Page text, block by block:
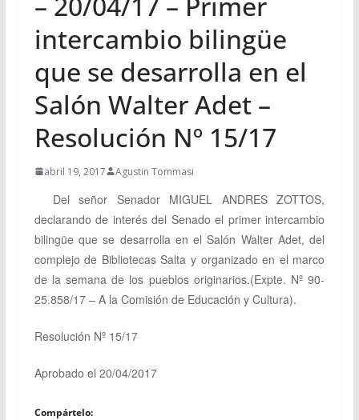
intercambio bilingüe
que se desarrolla en el
Salón Walter Adet –
Resolución Nº 15/17
abril 19, 2017 Agustin Tommasi
Del señor Senador MIGUEL ANDRES ZOTTOS,
declarandode interés del Senado el primer intercambio
bilingüe que se desarrolla en el Salón Walter Adet, del
complejo de Bibliotecas Salta y organizado en el marco
de la semana de los pueblos originarios.(Expte. Nº 90-
25.858/17 – A la Comisión de Educación y Cultura).
Resolución Nº 15/17
Aprobado el 20/04/2017
Compártelo: